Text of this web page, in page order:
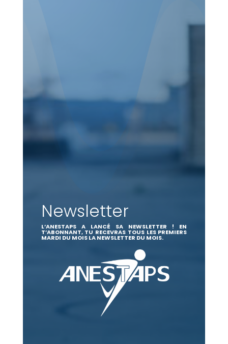
Newsletter
L’ANESTAPS A LANCÉ SA NEWSLETTER ! EN
T’ABONNANT, TU RECEVRAS TOUS LES PREMIERS
MARDI DU MOIS LA NEWSLETTER DU MOIS.